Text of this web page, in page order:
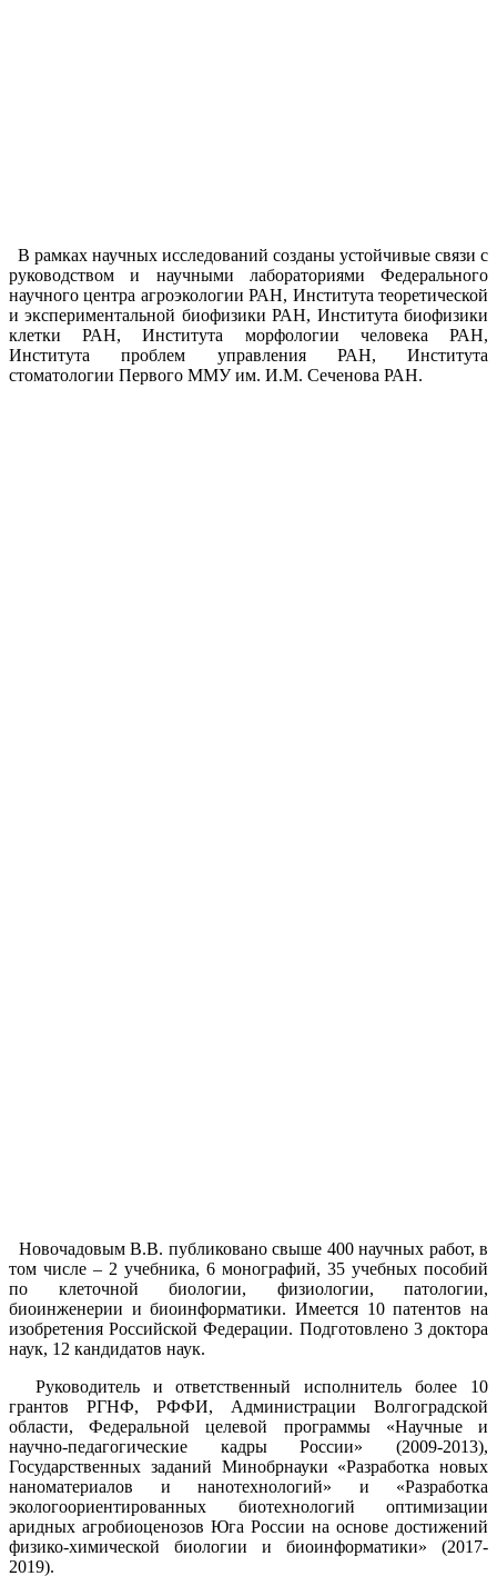
В рамках научных исследований созданы устойчивые связи с
руководством и научными лабораториями Федерального
научного центра агроэкологии РАН, Института теоретической
и экспериментальной биофизики РАН, Института биофизики
клетки РАН, Института морфологии человека РАН,
Института проблем управления РАН, Института
стоматологии Первого ММУ им. И.М. Сеченова РАН.
Новочадовым В.В. публиковано свыше 400 научных работ, в
том числе – 2 учебника, 6 монографий, 35 учебных пособий
по клеточной биологии, физиологии, патологии,
биоинженерии и биоинформатики. Имеется 10 патентов на
изобретения Российской Федерации. Подготовлено 3 доктора
наук, 12 кандидатов наук.
Руководитель и ответственный исполнитель более 10
грантов РГНФ, РФФИ, Администрации Волгоградской
области, Федеральной целевой программы «Научные и
научно-педагогические кадры России» (2009-2013),
Государственных заданий Минобрнауки «Разработка новых
наноматериалов и нанотехнологий» и «Разработка
экологоориентированных биотехнологий оптимизации
аридных агробиоценозов Юга России на основе достижений
физико-химической биологии и биоинформатики» (2017-
2019).